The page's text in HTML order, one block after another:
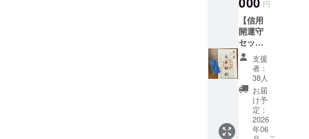
の御神
徳が、
あなた
の富の
道をひ
らきま
す。御
礼葉
書・御
朱印付
き。
「運勢/
円
【信用
開運守
セッ
ト】 選
ばれ続
ける人
になり
たい方
へ。徳
川三代
の将軍
支援
者：
38人
お届
け予
定：
2026
年06